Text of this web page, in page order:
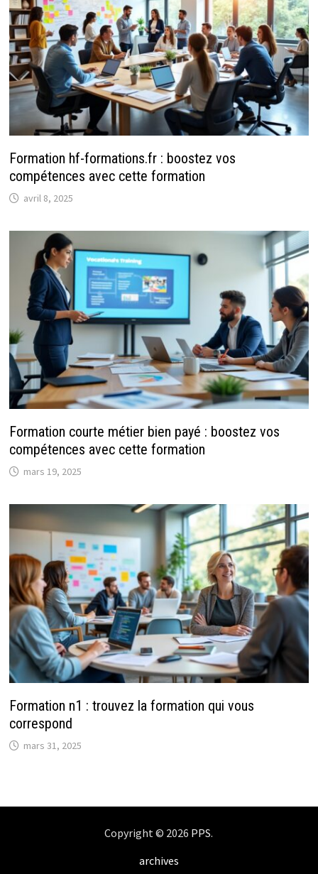
Formation hf-formations.fr : boostez vos
compétences avec cette formation
avril 8, 2025
Formation courte métier bien payé : boostez vos
compétences avec cette formation
mars 19, 2025
Formation n1 : trouvez la formation qui vous
correspond
mars 31, 2025
Copyright © 2026 PPS.
archives